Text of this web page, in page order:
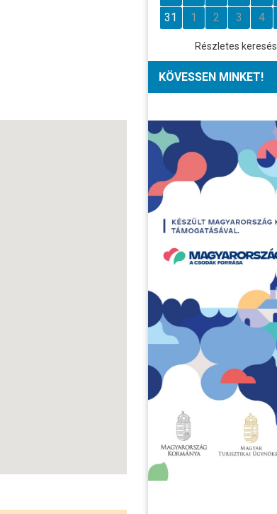
31
1 2 3 4
Részletes keresés
KÖVESSEN MINKET!